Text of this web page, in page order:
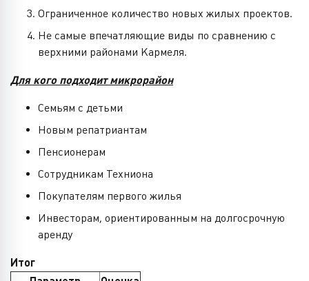
Ограниченное количество новых жилых проектов.
Не самые впечатляющие виды по сравнению с
верхними районами Кармеля.
Для кого подходит микрорайон
Семьям с детьми
Новым репатриантам
Пенсионерам
Сотрудникам Техниона
Покупателям первого жилья
Инвесторам, ориентированным на долгосрочную
аренду
Итог